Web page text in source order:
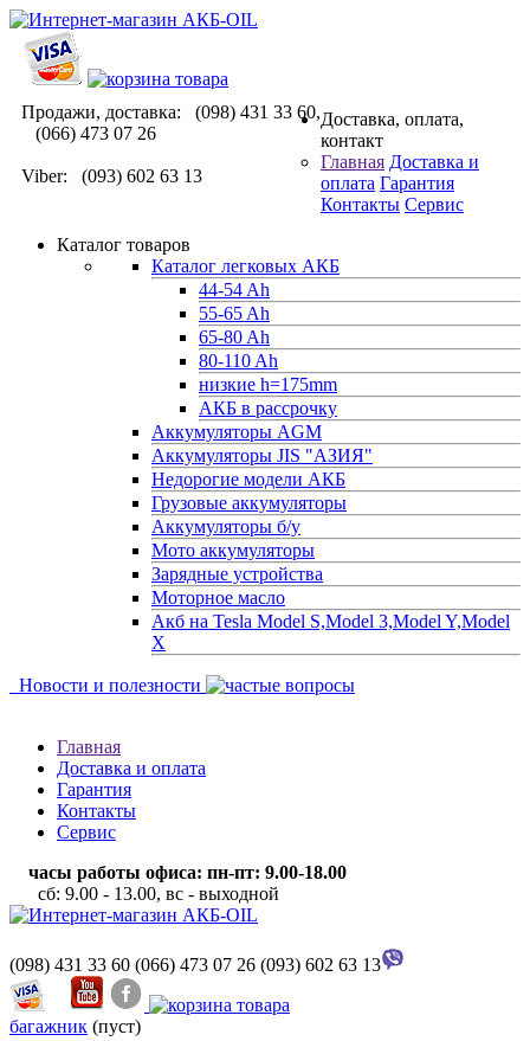
Продажи, доставка: (098) 431 33 60,
(066) 473 07 26
Viber: (093) 602 63 13
Доставка, оплата,
контакт
Главная Доставка и
оплата Гарантия
Контакты Сервис
Каталог товаров
Каталог легковых АКБ
44-54 Ah
55-65 Ah
65-80 Ah
80-110 Ah
низкие h=175mm
АКБ в рассрочку
Аккумуляторы AGM
Аккумуляторы JIS "АЗИЯ"
Недорогие модели АКБ
Грузовые аккумуляторы
Аккумуляторы б/у
Мото аккумуляторы
Зарядные устройства
Моторное масло
Акб на Tesla Model S,Model 3,Model Y,Model
X
Новости и полезности
Главная
Доставка и оплата
Гарантия
Контакты
Сервис
часы работы офиса: пн-пт: 9.00-18.00
сб: 9.00 - 13.00, вс - выходной
(098) 431 33 60 (066) 473 07 26 (093) 602 63 13
багажник (пуст)